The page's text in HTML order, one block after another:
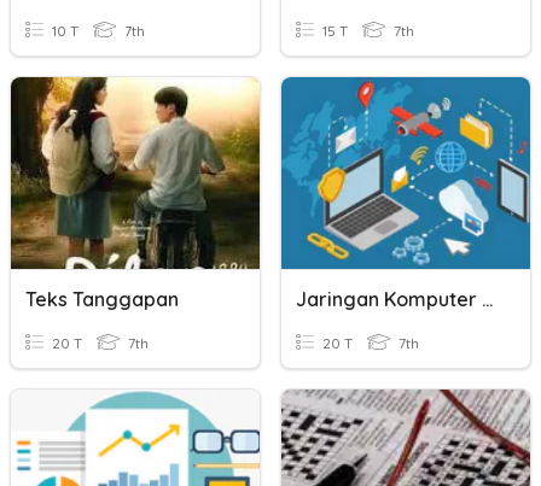
10 T 7th 15 T 7th
Teks Tanggapan
20 T 7th
Jaringan Komputer Dan Analisis Data
20 T 7th